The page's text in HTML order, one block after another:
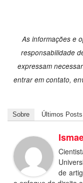
As informações e
responsabilidade
expressam
entrar em contato,
Sobre Últimos Posts
de